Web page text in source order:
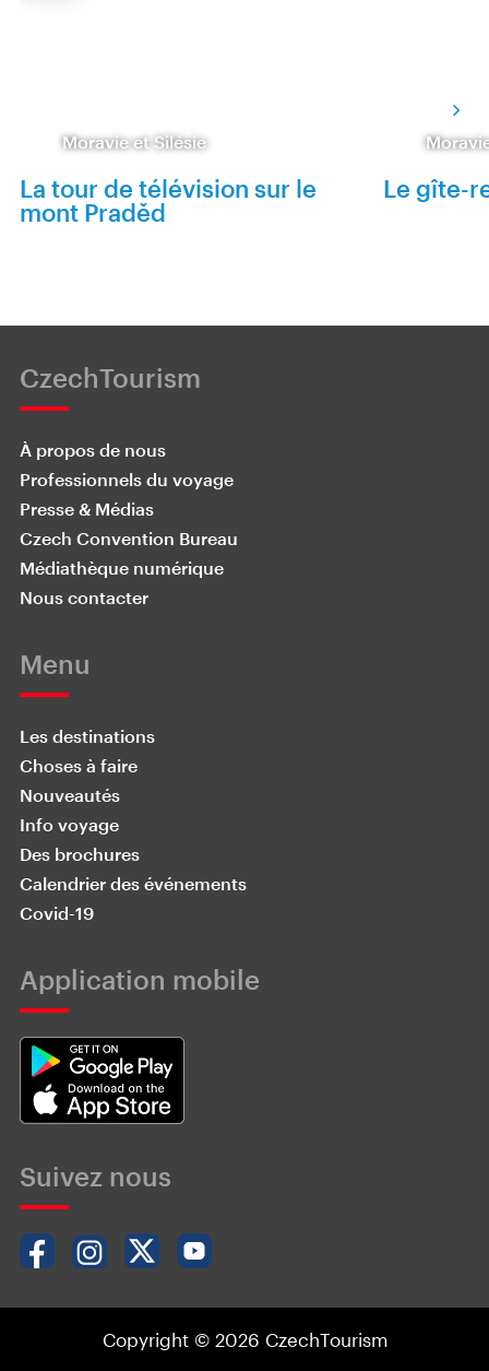
Moravie et Silésie
La tour de télévision sur le
mont Praděd
Le gîte-
CzechTourism
À propos de nous
Professionnels du voyage
Presse & Médias
Czech Convention Bureau
Médiathèque numérique
Nous contacter
Menu
Les destinations
Choses à faire
Nouveautés
Info voyage
Des brochures
Calendrier des événements
Covid-19
Application mobile
Suivez nous
Copyright © 2026 CzechTourism